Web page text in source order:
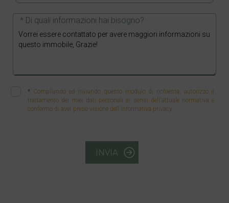
* Di quali informazioni hai bisogno?
* Compilando ed inviando questo modulo di richiesta, autorizzo il
trattamento dei miei dati personali ai sensi dell'attuale normativa e
confermo di aver preso visione dell'informativa privacy.
INVIA